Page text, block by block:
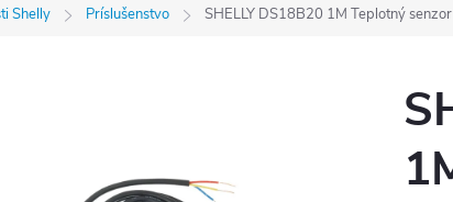
Shelly Príslušenstvo SHELLY DS18B20 1M Teplotný senzor